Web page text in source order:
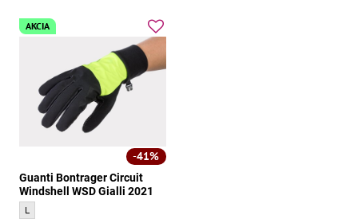
41%
AKCIA
Guanti Bontrager Circuit
Windshell WSD Gialli 2021
Guanti Bontrager Circuit Windshell WSD Gialli 2021 - Dimensione:
L